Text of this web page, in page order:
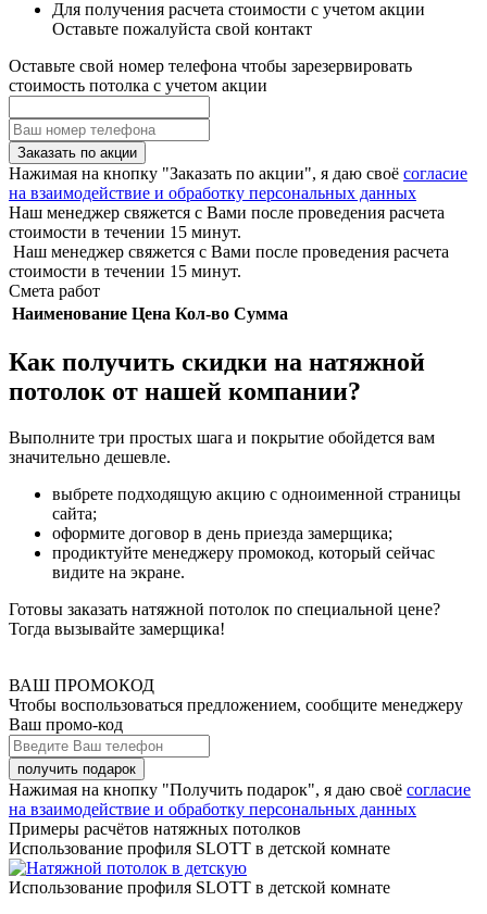
Для получения расчета стоимости с учетом акции
Оставьте пожалуйста свой контакт
Оставьте свой номер телефона чтобы зарезервировать
стоимость потолка с учетом акции
Заказать по акции
Нажимая на кнопку "Заказать по акции", я даю своё согласие
на взаимодействие и обработку персональных данных
Наш менеджер свяжется с Вами после проведения расчета
стоимости в течении 15 минут.
Наш менеджер свяжется с Вами после проведения расчета
стоимости в течении 15 минут.
Смета работ
Наименование Цена Кол-во Сумма
Как получить скидки на натяжной
потолок от нашей компании?
Выполните три простых шага и покрытие обойдется вам
значительно дешевле.
выбрете подходящую акцию с одноименной страницы
сайта;
оформите договор в день приезда замерщика;
продиктуйте менеджеру промокод, который сейчас
видите на экране.
Готовы заказать натяжной потолок по специальной цене?
Тогда вызывайте замерщика!
ВАШ ПРОМОКОД
Чтобы воспользоваться предложением, сообщите менеджеру
Ваш промо-код
Нажимая на кнопку "Получить подарок", я даю своё согласие
на взаимодействие и обработку персональных данных
Примеры расчётов натяжных потолков
Использование профиля SLOTT в детской комнате
Использование профиля SLOTT в детской комнате